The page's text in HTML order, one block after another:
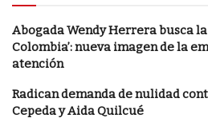
Abogada Wendy Herrera busca
Colombia’: nueva imagen de la
atención
Radican demanda de nulidad
Cepeda y Aida Quilcué